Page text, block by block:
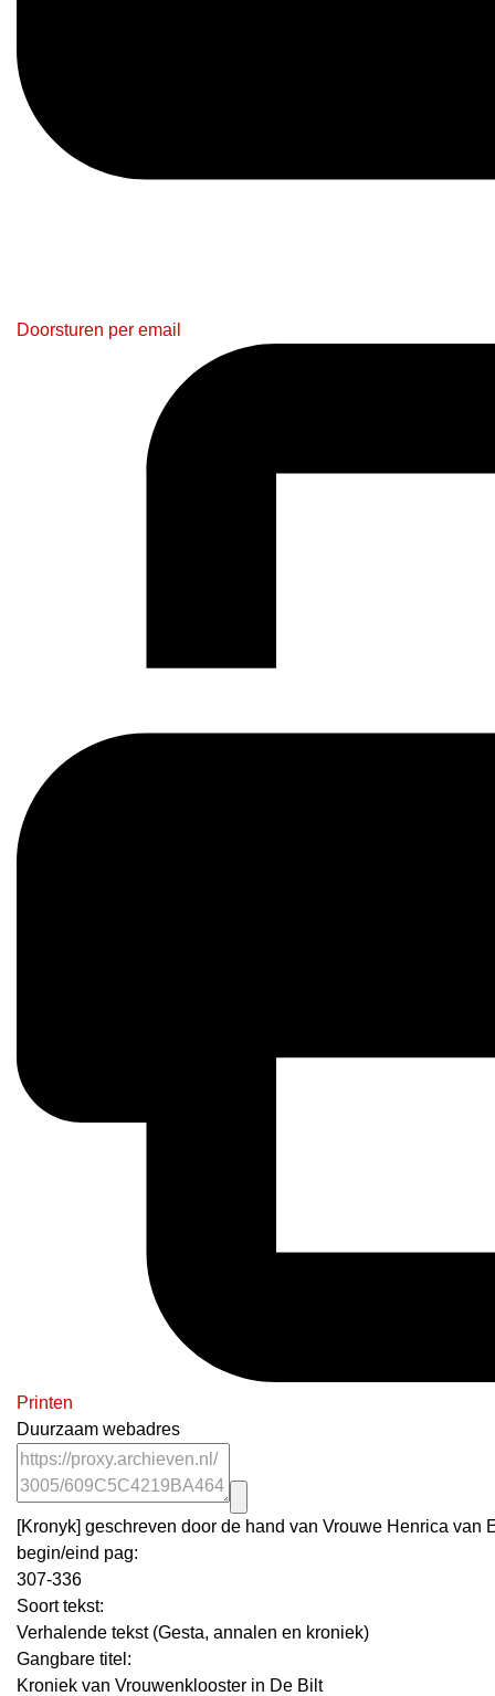
Doorsturen per email
Printen
Duurzaam webadres
[Kronyk] geschreven door de hand van Vrouwe Henrica
begin/eind pag:
307-336
Soort tekst:
Verhalende tekst (Gesta, annalen en kroniek)
Gangbare titel:
Kroniek van Vrouwenklooster in De Bilt